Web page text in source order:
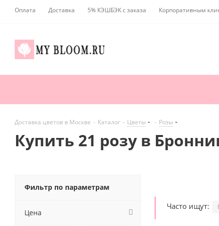
Оплата Доставка 5% КЭШБЭК с заказа Корпоративным
Доставка цветов в Москве - Каталог - Цветы - Розы
Купить 21 розу в
Часто ищут:
Фильтр по параметрам
Цена